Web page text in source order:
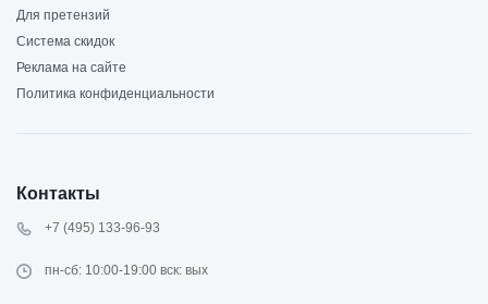
Для претензий
Система скидок
Реклама на сайте
Политика конфиденциальности
Контакты
+7 (495) 133-96-93
пн-сб: 10:00-19:00 вск: вых